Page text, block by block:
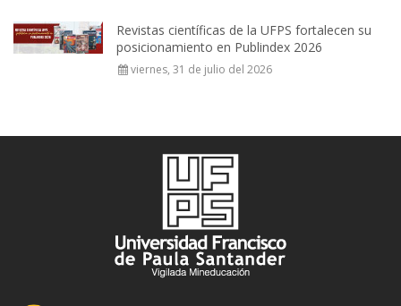
Revistas científicas de la UFPS fortalecen su
posicionamiento en Publindex 2026
viernes, 31 de julio del 2026